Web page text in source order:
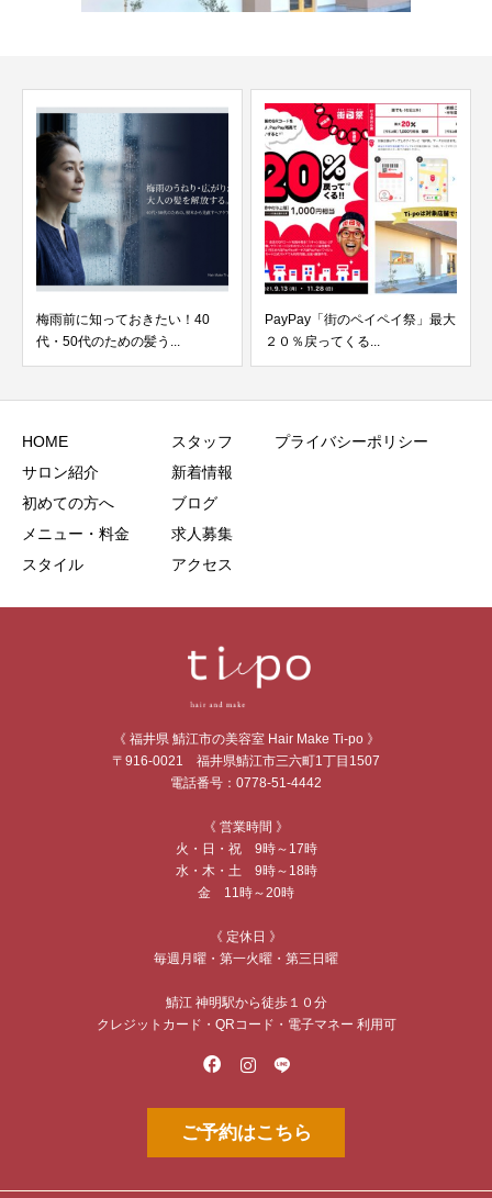
梅雨前に知っておきたい！40
代・50代のための髪う...
PayPay「街のペイペイ祭」最大
２０％戻ってくる...
HOME
サロン紹介
初めての方へ
メニュー・料金
スタイル
スタッフ
新着情報
ブログ
求人募集
アクセス
プライバシーポリシー
《 福井県 鯖江市の美容室 Hair Make Ti-po 》
〒916-0021 福井県鯖江市三六町1丁目1507
電話番号：0778-51-4442
《 営業時間 》
火・日・祝 9時～17時
水・木・土 9時～18時
金 11時～20時
《 定休日 》
毎週月曜・第一火曜・第三日曜
鯖江 神明駅から徒歩１０分
クレジットカード・QRコード・電子マネー 利用可
ご予約はこちら